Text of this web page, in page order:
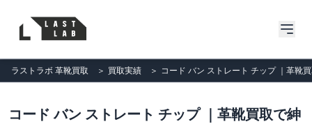
ラストラボ 革靴買取 ＞ 買取実績 ＞ コード バン ストレート チップ ｜革靴
コード バン ストレート チップ ｜革靴買取で紳